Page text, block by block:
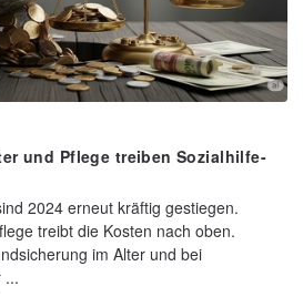
und Pflege treiben Sozialhilfe-
2024 erneut kräftig gestiegen.
treibt die Kosten nach oben.
im Alter und bei
...